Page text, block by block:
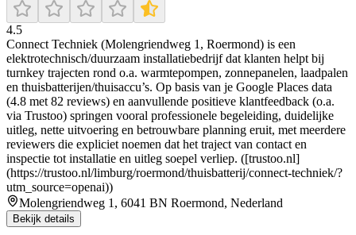
4.5
Connect Techniek (Molengriendweg 1, Roermond) is een
elektrotechnisch/duurzaam installatiebedrijf dat klanten helpt bij
turnkey trajecten rond o.a. warmtepompen, zonnepanelen, laadpalen
en thuisbatterijen/thuisaccu’s. Op basis van je Google Places data
(4.8 met 82 reviews) en aanvullende positieve klantfeedback (o.a.
via Trustoo) springen vooral professionele begeleiding, duidelijke
uitleg, nette uitvoering en betrouwbare planning eruit, met meerdere
reviewers die expliciet noemen dat het traject van contact en
inspectie tot installatie en uitleg soepel verliep. ([trustoo.nl]
(https://trustoo.nl/limburg/roermond/thuisbatterij/connect-techniek/?
utm_source=openai))
Molengriendweg 1, 6041 BN Roermond, Nederland
Bekijk details